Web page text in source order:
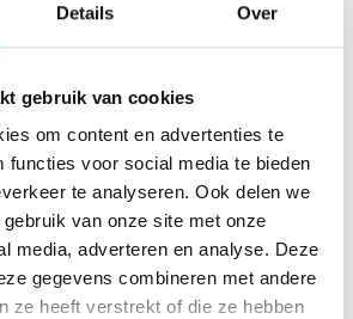
Details Over
gebruik van cookies
om content en advertenties te
functies voor social media te bieden
te analyseren. Ook delen we
van onze site met onze
media, adverteren en analyse. Deze
gegevens combineren met andere
ze heeft verstrekt of die ze hebben
te pas komen. Dit proces is te
welke wij hebben
voor advies, begeleiding, het
en technische
van software. Bovendien
supportdienst.
naar een betrouwbare partner voor
,TIA Portal, WinCCofS7systemen
van plan om uw